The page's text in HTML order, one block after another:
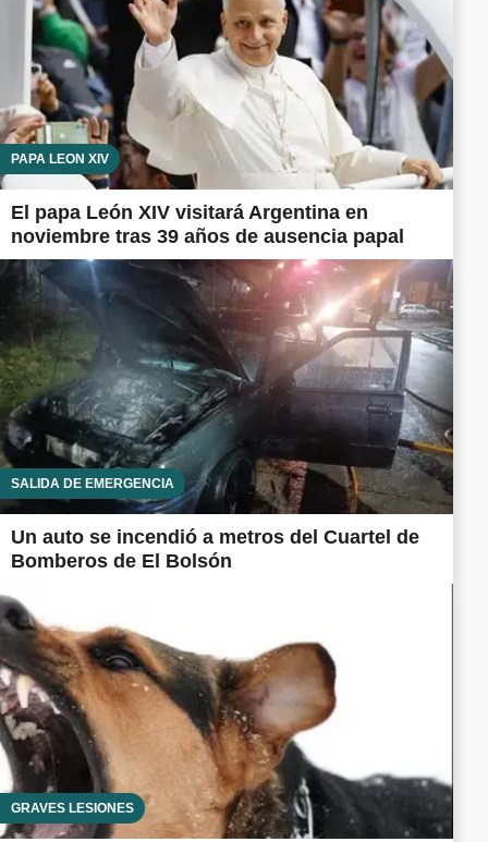
PAPA LEÓN XIV
El papa León XIV visitará Argentina en
noviembre tras 39 años de ausencia papal
SALIDA DE EMERGENCIA
Un auto se incendió a metros del Cuartel de
Bomberos de El Bolsón
GRAVES LESIONES